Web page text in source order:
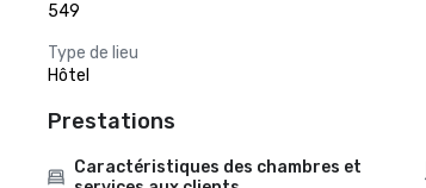
549
Type de lieu
Hôtel
Prestations
Caractéristiques des chambres et